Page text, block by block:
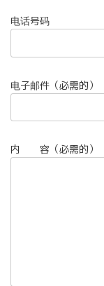
电话号码
电子邮件（必需的）
内 容（必需的）